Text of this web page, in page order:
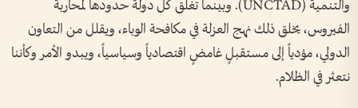
والتنمية (UNCTAD). وبينما تغلق كل دولة حدودها لمحاربة
الفيروس، يخلق ذلك نهج العزلة في مكافحة الوباء، ويقلل من التعاون
الدولي، مؤدياً إلى مستقبلٍ غامضٍ اقتصادياً وسياسياً، ويبدو الأمر وكأننا
نتعثر في الظلام.